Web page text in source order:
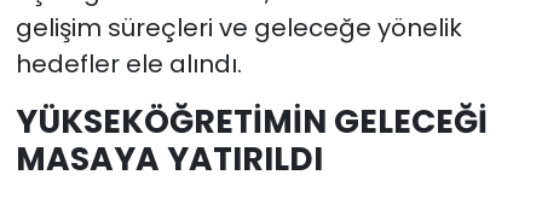
gelişim süreçleri ve geleceğe yönelik
hedefler ele alındı.
YÜKSEKÖĞRETİMİN GELECEĞİ
MASAYA YATIRILDI